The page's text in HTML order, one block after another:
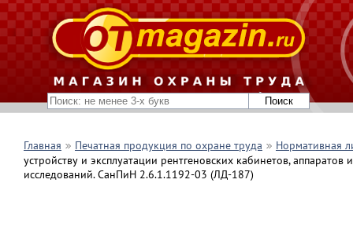
Главная Печатная продукция по охране труда
Нормативная
устройству и эксплуатации рентгеновских кабинетов,
исследований. СанПиН 2.6.1.1192-03 (ЛД-187)